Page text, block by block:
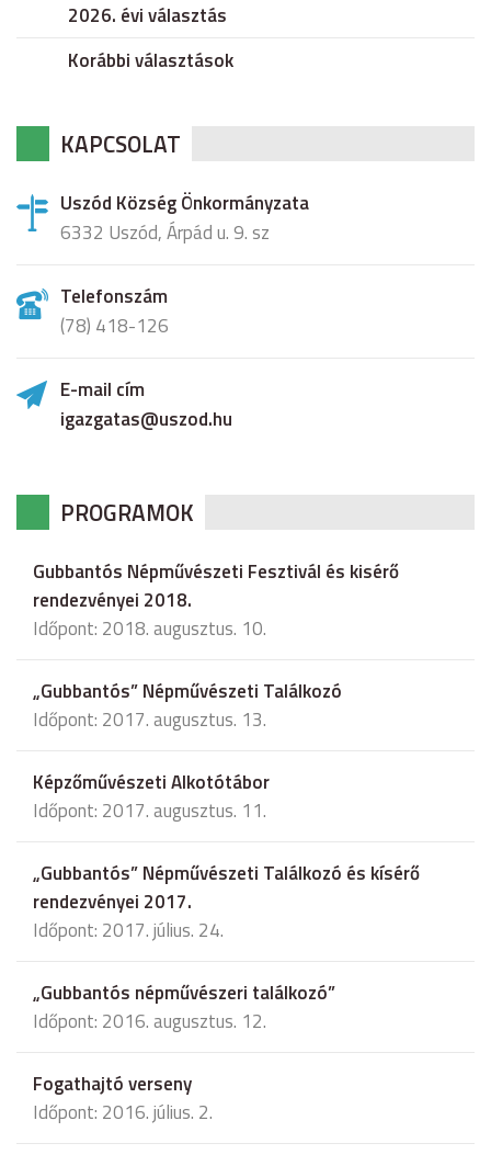
2026. évi választás
Korábbi választások
KAPCSOLAT
Uszód Község Önkormányzata
6332 Uszód, Árpád u. 9. sz
Telefonszám
(78) 418-126
E-mail cím
igazgatas@uszod.hu
PROGRAMOK
Gubbantós Népművészeti Fesztivál és kisérő
rendezvényei 2018.
Időpont: 2018. augusztus. 10.
„Gubbantós” Népművészeti Találkozó
Időpont: 2017. augusztus. 13.
Képzőművészeti Alkotótábor
Időpont: 2017. augusztus. 11.
„Gubbantós” Népművészeti Találkozó és kísérő
rendezvényei 2017.
Időpont: 2017. július. 24.
„Gubbantós népművészeri találkozó”
Időpont: 2016. augusztus. 12.
Fogathajtó verseny
Időpont: 2016. július. 2.